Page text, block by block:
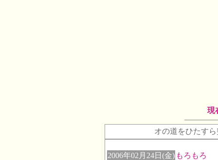
現
オの道をひたす
2006年02月24日(金) もろもろ